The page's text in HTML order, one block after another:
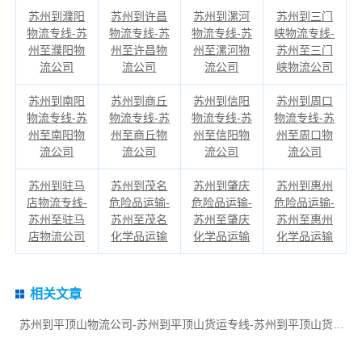
苏州到濮阳
物流专线-苏
州至濮阳物
流公司
苏州到许昌
物流专线-苏
州至许昌物
流公司
苏州到漯河
物流专线-苏
州至漯河物
流公司
苏州到三门
峡物流专线-
苏州至三门
峡物流公司
苏州到南阳
物流专线-苏
州至南阳物
流公司
苏州到商丘
物流专线-苏
州至商丘物
流公司
苏州到信阳
物流专线-苏
州至信阳物
流公司
苏州到周口
物流专线-苏
州至周口物
流公司
苏州到驻马
店物流专线-
苏州至驻马
店物流公司
苏州到茂名
危险品运输-
苏州至茂名
化学品运输
苏州到肇庆
危险品运输-
苏州至肇庆
化学品运输
苏州到惠州
危险品运输-
苏州至惠州
化学品运输
相关文章
苏州到平顶山物流公司-苏州到平顶山货运专线-苏州到平顶山货运部